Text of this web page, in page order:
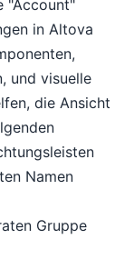
"Account"
in Altova
und visuelle
die Ansicht
Namen
Gruppe